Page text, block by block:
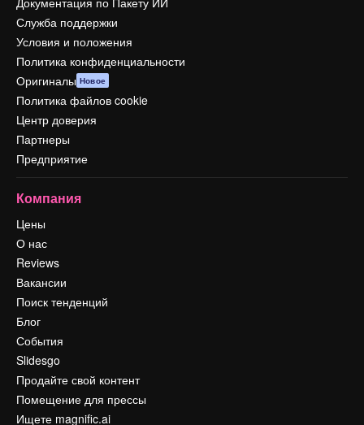
Служба поддержки
Условия и положения
Политика конфиденциальности
Оригиналы Новое
Политика файлов cookie
Центр доверия
Партнеры
Предприятие
Компания
Цены
О нас
Reviews
Вакансии
Поиск тенденций
Блог
События
Slidesgo
Продайте свой контент
Помещение для прессы
Ищете magnific.ai